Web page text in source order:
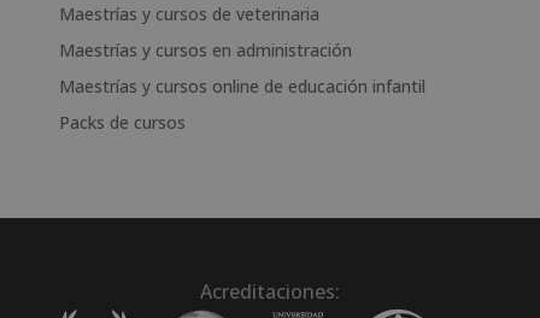
Maestrías y cursos de veterinaria
Maestrías y cursos en administración
Maestrías y cursos online de educación infantil
Packs de cursos
Acreditaciones: